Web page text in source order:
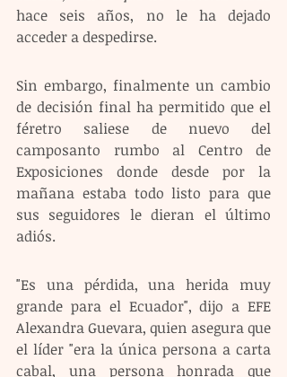
hace seis años, no le ha dejado
acceder a despedirse.
Sin embargo, finalmente un cambio
de decisión final ha permitido que el
féretro saliese de nuevo del
camposanto rumbo al Centro de
Exposiciones donde desde por la
mañana estaba todo listo para que
sus seguidores le dieran el último
adiós.
"Es una pérdida, una herida muy
grande para el Ecuador", dijo a EFE
Alexandra Guevara, quien asegura que
el líder "era la única persona a carta
cabal, una persona honrada que